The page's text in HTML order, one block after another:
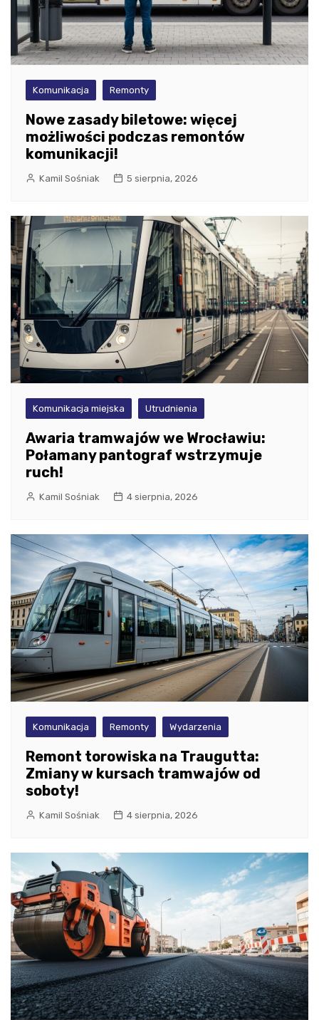
Komunikacja Remonty
Nowe zasady biletowe: więcej
możliwości podczas remontów
komunikacji!
Kamil Sośniak 5 sierpnia, 2026
Komunikacja miejska Utrudnienia
Awaria tramwajów we Wrocławiu:
Połamany pantograf wstrzymuje
ruch!
Kamil Sośniak 4 sierpnia, 2026
Komunikacja Remonty Wydarzenia
Remont torowiska na Traugutta:
Zmiany w kursach tramwajów od
soboty!
Kamil Sośniak 4 sierpnia, 2026